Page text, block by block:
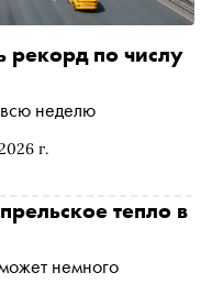
г.
рекорд по числу
всю неделю
тепло в
немного